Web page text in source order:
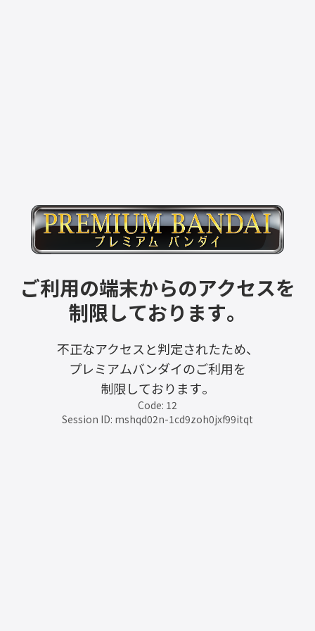
ご利用の端末からのアクセスを
制限しております。
不正なアクセスと判定されたため、
プレミアムバンダイのご利用を
制限しております。
Code: 12
Session ID: mshqd02n-1cd9zoh0jxf99itqt